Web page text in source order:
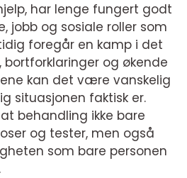
har lenge fungert godt
jobb og sosiale roller som
foregår en kamp i det
bortforklaringer og økende
kan det være vanskelig
situasjonen faktisk er.
behandling ikke bare
og tester, men også
som bare personen